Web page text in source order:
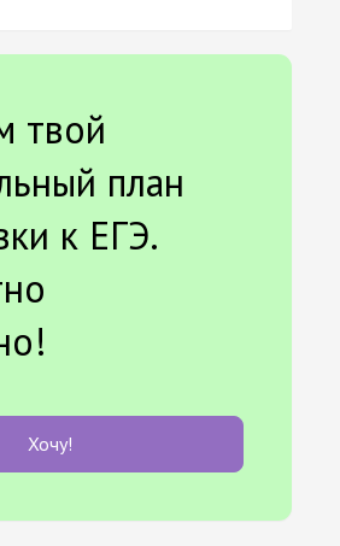
твой
план
к ЕГЭ.
Хочу!